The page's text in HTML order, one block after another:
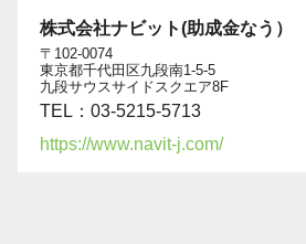
株式会社ナビット(助成金なう）
〒102-0074
東京都千代田区九段南1-5-5
九段サウスサイドスクエア8F
TEL：03-5215-5713
https://www.navit-j.com/